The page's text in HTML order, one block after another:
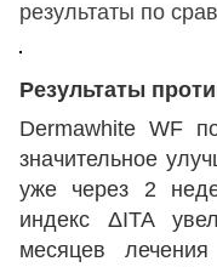
результаты по
Результаты
Dermawhite WF
значительное
уже через 2
индекс ΔITA
месяцев